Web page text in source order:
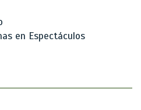
en Espectáculos